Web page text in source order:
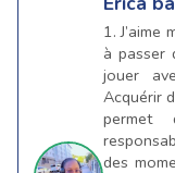
1. J’aime
à passer
jouer
Acquérir
permet
des